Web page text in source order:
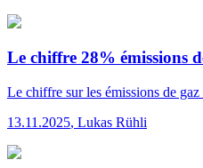
Le chiffre 28% émissions
Le chiffre sur les émissions de
13.11.2025, Lukas Rühli